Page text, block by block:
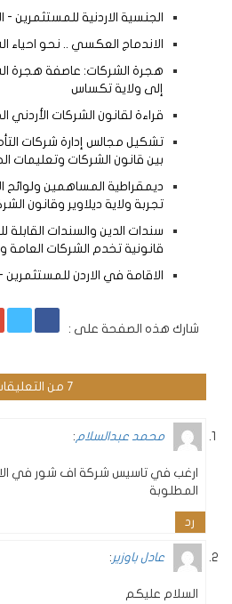
الجنسية الاردنية للمستثمرين -
الاندماج العكسي .. نحو احياء
هجرة الشركات: عاصفة هجرة
إلى ولاية تكساس
قراءة لقانون الشركات الأردني
تشكيل مجالس إدارة شركات
بين قانون الشركات وتعليمات
ديمقراطية المساهمين ولوائح
تجربة ولاية ديلاوير وقانون
سندات الدين والسندات القابلة
قانونية تخدم الشركات العامة
الاقامة في الاردن للمستثمرين
شارك هذه الصفحة على :
7 من التعليقات
محمد عبدالسلام :
ارغب في تاسيس شركة اف شور في
المطلوبة
رد
عادل باوزير :
السلام عليكم